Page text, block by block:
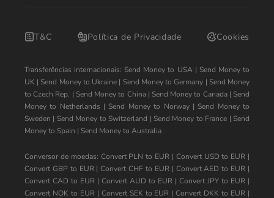
T&C Política de Privacidade Cookies
Transferências internacionais: Send Money to USA| Send Money to
UK | Send Money to Ukraine | Send Money to Germany | Send Money
to Czech Rep. | Send Money to China| Send Money to Canada| Send
Money to Netherlands | Send Money to Norway| Send Money to
Sweden | Send Money to Switzerland | Send Money to France | Send
Money to Spain | Send Money to Australia
Conversor de moedas: Convert PLN to EUR | Convert USD to EUR |
Convert GBP to EUR|Convert CHF to EUR| Convert AED to EUR |
Convert CAD to EUR | Convert AUD to EUR | Convert JPY to EUR |
Convert NOK to EUR| Convert SEK to EUR |Convert DKK to EUR |